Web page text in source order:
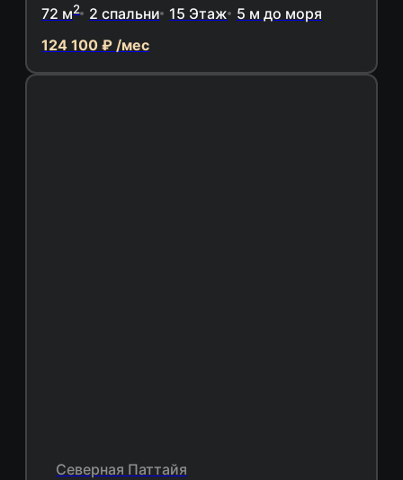
72 м2 2 спальни 15 Этаж 5 м до моря
124 100 ₽ /мес
Северная Паттайя